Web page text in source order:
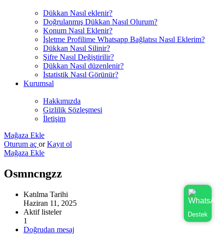
Dükkan Nasıl eklenir?
Doğrulanmış Dükkan Nasıl Olurum?
Konum Nasıl Eklenir?
İşletme Profilime Whatsapp Bağlatısı Nasıl Eklerim?
Dükkan Nasıl Silinir?
Şifre Nasıl Değiştirilir?
Dükkan Nasıl düzenlenir?
İstatistik Nasıl Görünür?
Kurumsal
Hakkımızda
Gizlilik Sözleşmesi
İletişim
Mağaza Ekle
Oturum aç or Kayıt ol
Mağaza Ekle
Osmncngzz
Katılma Tarihi
Haziran 11, 2025
Aktif listeler
1
Doğrudan mesaj
Destek